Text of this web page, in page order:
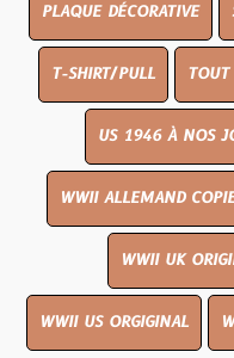
PLAQUE DÉCORATIVE
T-SHIRT/PULL TOUT
US 1946 À NOS
WWII ALLEMAND
WWII UK
WWII US ORGIGINAL